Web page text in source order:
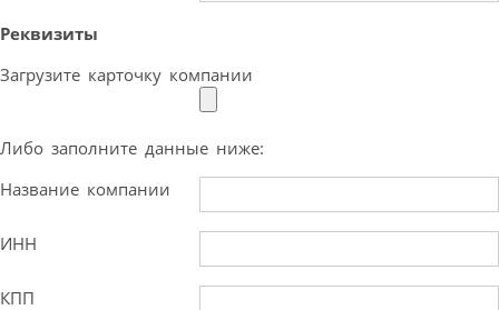
Реквизиты
Загрузите карточку компании
Либо заполните данные ниже:
Название компании
ИНН
КПП